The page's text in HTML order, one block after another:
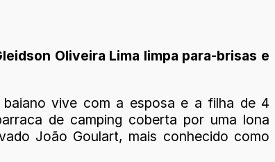
Oliveira Lima limpa para-brisas e
vive com a esposa e a filha de 4
de camping coberta por uma lona
João Goulart, mais conhecido como